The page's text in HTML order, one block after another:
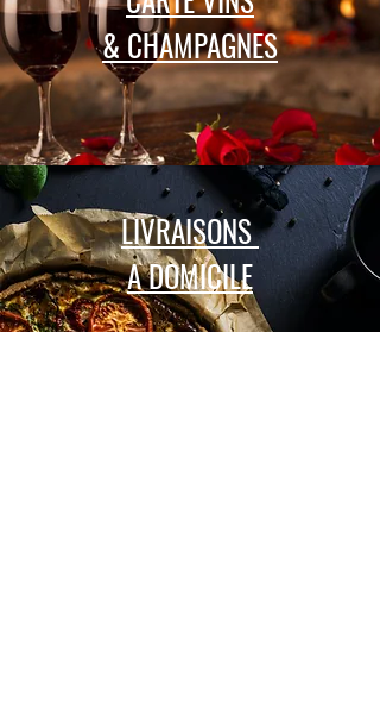
& CHAMPAGNES
LIVRAISONS
A DOMICILE